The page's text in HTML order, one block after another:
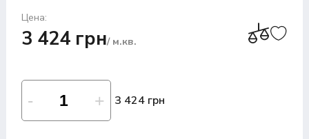
Цена:
3 424 грн/ м.кв.
3 424 грн